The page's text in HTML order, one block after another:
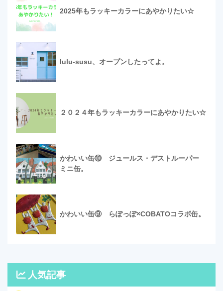
2025年もラッキーカラーにあやかりたい☆
lulu-susu、オープンしたってよ。
２０２４年もラッキーカラーにあやかりたい☆
かわいい缶⑩ ジュールス・デストルーパー
ミニ缶。
かわいい缶⑨ らぽっぽ×COBATOコラボ缶。
人気記事